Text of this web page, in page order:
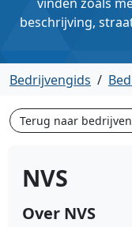
beschrijving,
Bedrijvengids /
Terug naar
NVS
Over NVS